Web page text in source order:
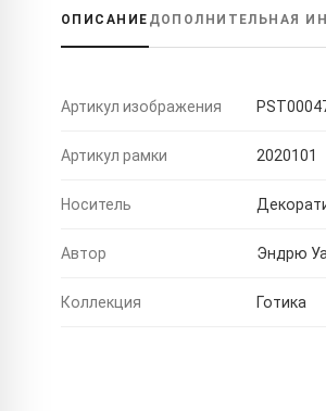
ОПИСАНИЕ ДОПОЛНИТЕЛЬНАЯ
Артикул изображения
Артикул рамки 2020101
Носитель
Автор Эндрю
Коллекция Готика